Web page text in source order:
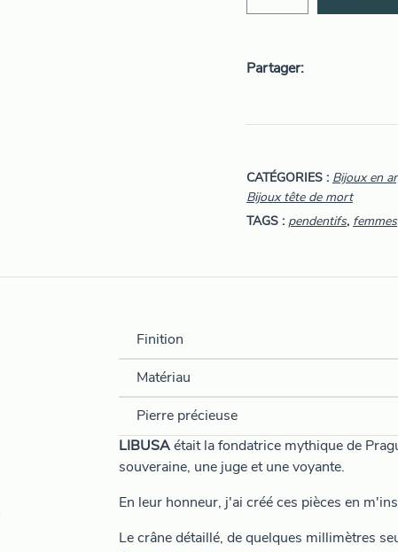
Partager
CATÉGORIES : Bijoux en
Bijoux tête de mort
TAGS : pendentifs, femmes
Finition
Matériau
Pierre précieuse
LIBUSA était la fondatrice mythique de
souveraine, une juge et une voyante.
En leur honneur, j'ai créé ces pièces en
Le crâne détaillé, de quelques millimètres